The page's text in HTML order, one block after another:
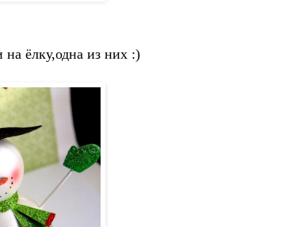
на ёлку,одна из них :)